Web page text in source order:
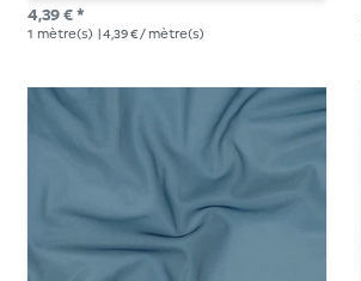
4,39 € *
1 mètre(s) | 4,39 € / mètre(s)